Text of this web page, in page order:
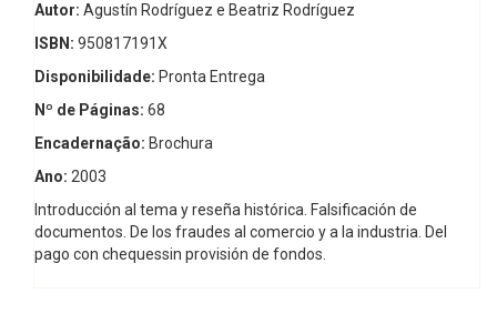
Autor: Agustín Rodríguez e Beatriz Rodríguez
ISBN: 950817191X
Disponibilidade: Pronta Entrega
Nº de Páginas: 68
Encadernação: Brochura
Ano: 2003
Introducción al tema y reseña histórica. Falsificación de
documentos. De los fraudes al comercio y a la industria. Del
pago con chequessin provisión de fondos.